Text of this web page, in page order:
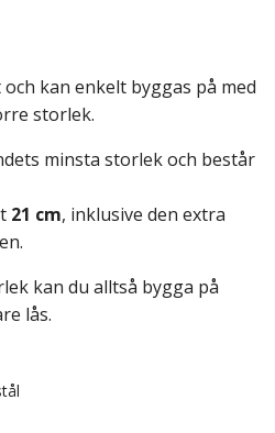
kan enkelt byggas på med
storlek.
minsta storlek och består
21 cm, inklusive den extra
kan du alltså bygga på
lås.